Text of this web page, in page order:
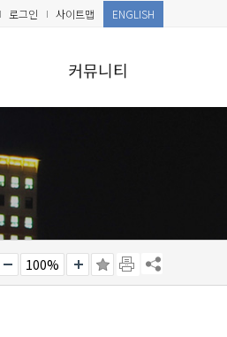
로그인 사이트맵 ENGLISH
커뮤니티
100%